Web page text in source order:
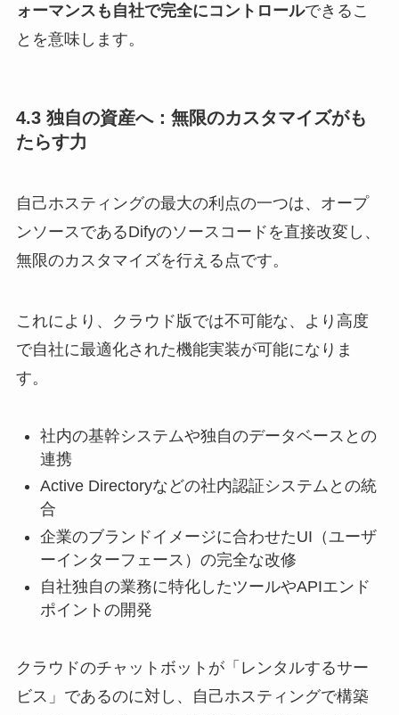
ォーマンスも自社で完全にコントロールできるこ
とを意味します。
4.3 独自の資産へ：無限のカスタマイズがも
たらす力
自己ホスティングの最大の利点の一つは、オープ
ンソースであるDifyのソースコードを直接改変し、
無限のカスタマイズを行える点です。
これにより、クラウド版では不可能な、より高度
で自社に最適化された機能実装が可能になりま
す。
社内の基幹システムや独自のデータベースとの
連携
Active Directoryなどの社内認証システムとの統
合
企業のブランドイメージに合わせたUI（ユーザ
ーインターフェース）の完全な改修
自社独自の業務に特化したツールやAPIエンド
ポイントの開発
クラウドのチャットボットが「レンタルするサー
ビス」であるのに対し、自己ホスティングで構築